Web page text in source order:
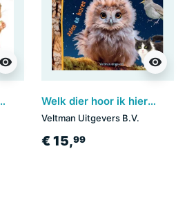
visibility
- in het bos
visibility
Welk dier hoor ik hier? - Nachtdieren
Veltman Uitgevers B.V.
€ 15,99